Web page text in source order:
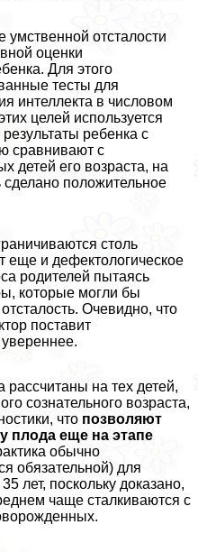
умственной отсталости
оценки
Для этого
тесты для
интеллекта в числовом
целей используется
ребенка с
сравнивают с
детей его возраста, на
положительное
столь
еще и дефектологическое
родителей пытаясь
которые могли бы
Очевидно, что
поставит
на тех детей,
сознательного возраста,
что позволяют
плода еще на этапе
обычно
обязательной) для
лет, поскольку доказано,
чаще сталкиваются с